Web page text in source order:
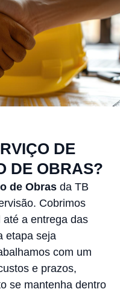
DE
DE OBRAS?
de Obrasda TB
Cobrimos
a entrega das
etapa seja
com um
e prazos,
se mantenha dentro